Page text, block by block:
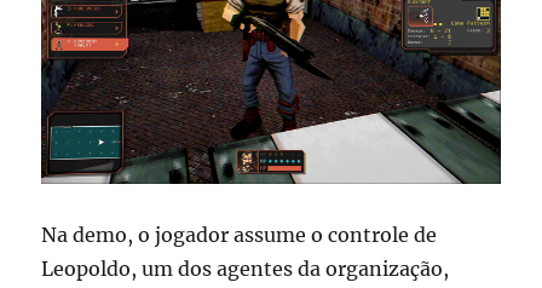
Na demo, o jogador assume o controle de
Leopoldo, um dos agentes da organização,